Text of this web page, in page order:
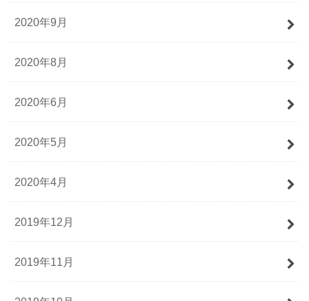
2020年9月
2020年8月
2020年6月
2020年5月
2020年4月
2019年12月
2019年11月